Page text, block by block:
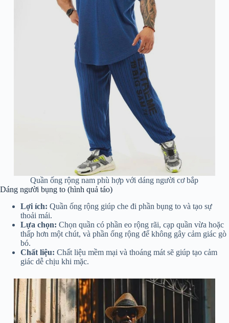
Quần ống rộng nam phù hợp với dáng người cơ bắp
Dáng người bụng to (hình quả táo)
Lợi ích: Quần ống rộng giúp che đi phần bụng to và tạo sự
thoải mái.
Lựa chọn: Chọn quần có phần eo rộng rãi, cạp quần vừa hoặc
thấp hơn một chút, và phần ống rộng để không gây cảm giác gò
bó.
Chất liệu: Chất liệu mềm mại và thoáng mát sẽ giúp tạo cảm
giác dễ chịu khi mặc.